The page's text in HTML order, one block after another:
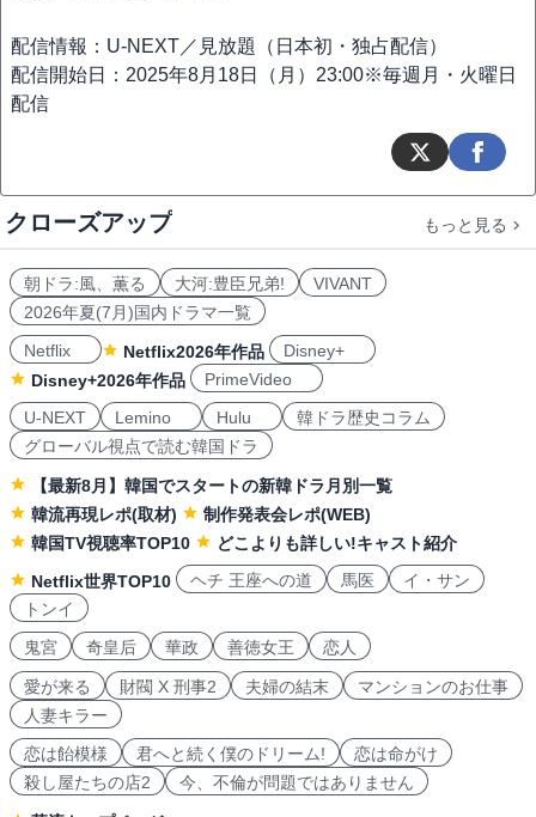
配信情報：U-NEXT／見放題（日本初・独占配信）
配信開始日：2025年8月18日（月）23:00※毎週月・火曜日
配信
クローズアップ もっと見る
朝ドラ:風、薫る 大河:豊臣兄弟!
VIVANT
2026年夏(7月)国内ドラマ一覧
Netflix
Netflix2026年作品
Disney+
Disney+2026年作品
PrimeVideo
U-NEXT
Lemino Hulu
韓ドラ歴史コラム
グローバル視点で読む韓国ドラ
【最新8月】韓国でスタートの新韓ドラ月別一覧
韓流再現レポ(取材)
制作発表会レポ(WEB)
韓国TV視聴率TOP10
どこよりも詳しい!キャスト紹介
Netflix世界TOP10
ヘチ 王座への道 馬医
イ・サン
トンイ
鬼宮
奇皇后 華政 善徳女王 恋人
愛が来る 財閥 X 刑事2 夫婦の結末
マンションのお仕事
人妻キラー
恋は飴模様
君へと続く僕のドリーム!
恋は命がけ
殺し屋たちの店2
今、不倫が問題ではありません